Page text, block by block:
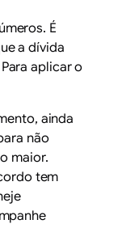
É
a dívida
aplicar o
ainda
não
maior.
tem